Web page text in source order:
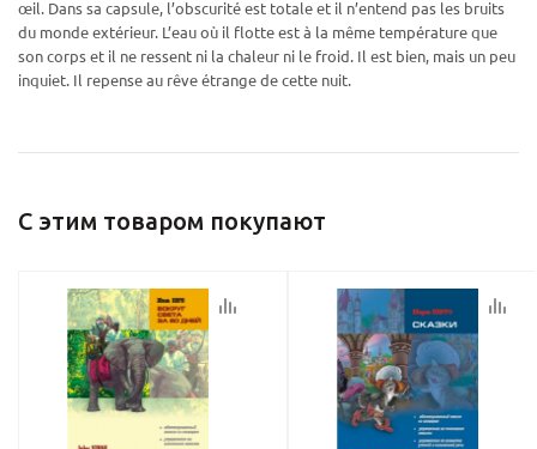
œil. Dans sa capsule, l’obscurité est totale et il n’entend pas les bruits
du monde extérieur. L’eau où il flotte est à la même température que
son corps et il ne ressent ni la chaleur ni le froid. Il est bien, mais un peu
inquiet. Il repense au rêve étrange de cette nuit.
С этим товаром покупают
Ваш E-mail:
Ваш E-mail: